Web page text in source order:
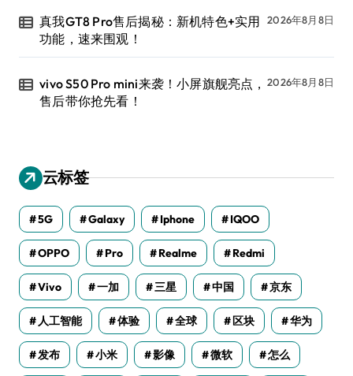
真我GT8 Pro售后揭秘：新机特色+实用
功能，速来围观！
2026年8月8日
vivo S50 Pro mini来袭！小屏旗舰亮点，
售后带你抢先看！
2026年8月8日
云标签
5G Galaxy Iphone IQOO
OPPO Pro Realme Redmi
Vivo 一加 三星 中国 京东
人工智能 体验 全球 区块 华为
发布 小米 影像 微软 怎么